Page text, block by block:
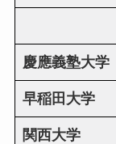
慶應義塾大学
早稲田大学
関西大学